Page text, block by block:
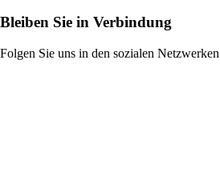
Bleiben Sie in Verbindung
Folgen Sie uns in den sozialen Netzwerken